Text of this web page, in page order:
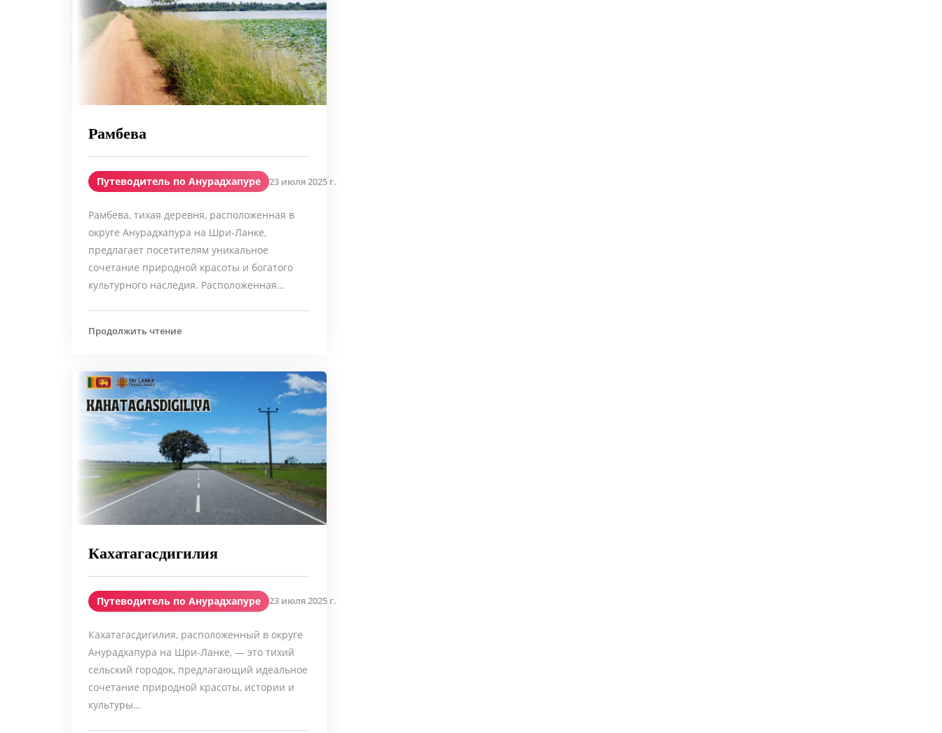
Рамбева
Путеводитель по Анурадхапуре 23 июля 2025 г.
Рамбева, тихая деревня, расположенная в
округе Анурадхапура на Шри-Ланке,
предлагает посетителям уникальное
сочетание природной красоты и богатого
культурного наследия. Расположенная…
Продолжить чтение
Кахатагасдигилия
Путеводитель по Анурадхапуре 23 июля 2025 г.
Кахатагасдигилия, расположенный в округе
Анурадхапура на Шри-Ланке, — это тихий
сельский городок, предлагающий идеальное
сочетание природной красоты, истории и
культуры…